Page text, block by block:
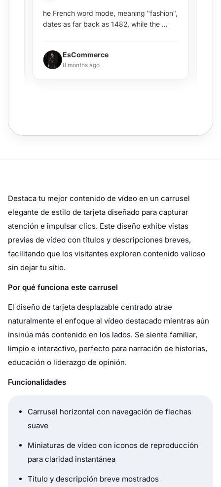
Destaca tu mejor contenido de vídeo en un carrusel
elegante de estilo de tarjeta diseñado para capturar
atención e impulsar clics. Este diseño exhibe vistas
previas de vídeo con títulos y descripciones breves,
facilitando que los visitantes exploren contenido valioso
sin dejar tu sitio.
Por qué funciona este carrusel
El diseño de tarjeta desplazable centrado atrae
naturalmente el enfoque al vídeo destacado mientras aún
insinúa más contenido en los lados. Se siente familiar,
limpio e interactivo, perfecto para narración de historias,
educación o liderazgo de opinión.
Funcionalidades
Carrusel horizontal con navegación de flechas
suave
Miniaturas de vídeo con iconos de reproducción
para claridad instantánea
Título y descripción breve mostrados